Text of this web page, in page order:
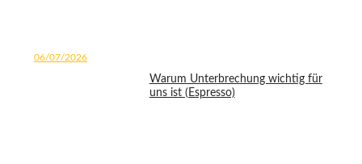
06/07/2026
Warum Unterbrechung wichtig für
uns ist (Espresso)